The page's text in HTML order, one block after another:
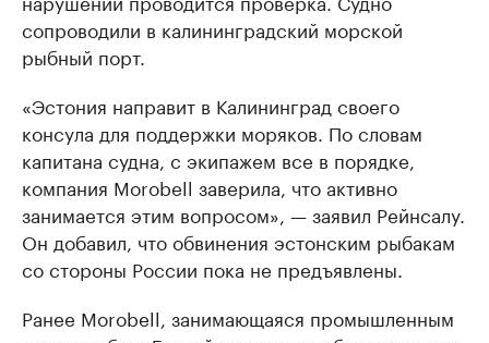
сопроводили в калининградский морской
рыбный порт.
«Эстония направит в Калининград своего
консула для поддержки моряков. По словам
капитана судна, с экипажем все в порядке,
компания Morobell заверила, что активно
занимается этим вопросом», — заявил Рейнсалу.
Он добавил, что обвинения эстонским рыбакам
со стороны России пока не предъявлены.
Ранее Morobell, занимающаяся промышленным